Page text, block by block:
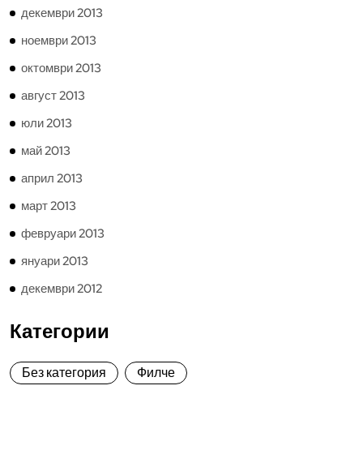
декември 2013
ноември 2013
октомври 2013
август 2013
юли 2013
май 2013
април 2013
март 2013
февруари 2013
януари 2013
декември 2012
Категории
Без категория Филче